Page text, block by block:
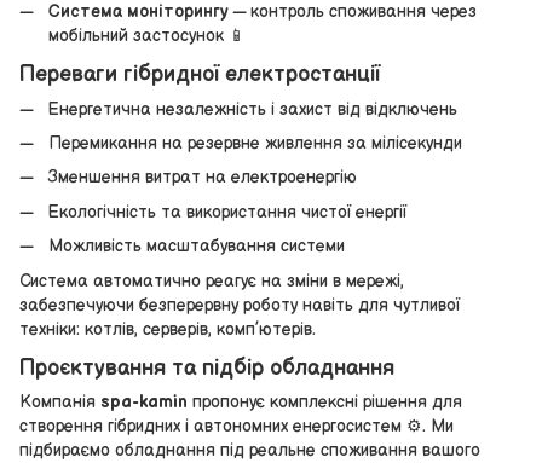
Система моніторингу— контроль споживання через
мобільний застосунок 📱
Переваги гібридної електростанції
Енергетична незалежність і захист від відключень
Перемикання на резервне живлення за мілісекунди
Зменшення витрат на електроенергію
Екологічність та використання чистої енергії
Можливість масштабування системи
Система автоматично реагує на зміни в мережі,
забезпечуючи безперервну роботу навіть для чутливої
техніки: котлів, серверів, комп’ютерів.
Проєктування та підбір обладнання
Компанія spa-kamin пропонує комплексні рішення для
створення гібридних і автономних енергосистем ⚙️. Ми
підбираємо обладнання під реальне споживання вашого